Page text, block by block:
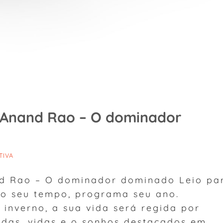
Rao – O dominador
Rao – O dominador dominado Leio
seu tempo, programa seu ano.
a sua vida será regida por